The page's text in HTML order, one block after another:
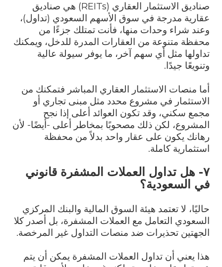
صناديق الاستثمار العقاري (REITs) هي صناديق
عقارية مدرجة في سوق الأسهم السعودي (تداول)،
وعند شراء وحدات منها، فأنت تمتلك جزءًا من
محفظة متنوعة من العقارات المدرة للدخل، ويمكنك
تداولها مثل أي سهم آخر، ما يوفر سيولة عالية
وتنويعًا جيدًا.
أما منصات الاستثمار العقاري المباشر فتمكنك من
الاستثمار في مشروع محدد مثل مبنى تجاري أو
مجمع سكني، وقد تكون العوائد أعلى إذا نجح
المشروع، لكن ذلك مصحوبًا بمخاطر أعلى -أيضًا- لأن
رهانك يكون على عقار واحد بدلاً من محفظة
استثمارية كاملة.
٧- هل تداول العملات المشفرة قانوني
في السعودية؟
حاليًا، لا تعتمد هيئة السوق المالية والبنك المركزي
السعودي التعامل مع العملات المشفرة، بل أصدر كلا
الجهتين تحذيرات ضد منصات التداول غير المرخصة.
هذا يعني أن تداول العملات المشفرة يمكن أن يتم